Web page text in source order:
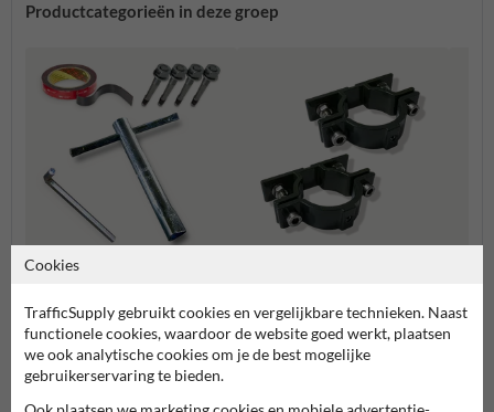
Productcategorieën in deze groep
Bevestigingsmaterialen
Cookies
TrafficSupply gebruikt cookies en vergelijkbare technieken. Naast
functionele cookies, waardoor de website goed werkt, plaatsen
we ook analytische cookies om je de best mogelijke
gebruikerservaring te bieden.